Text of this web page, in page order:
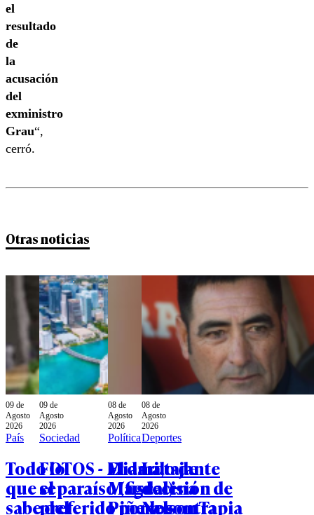
el
resultado
de
la
acusación
del
exministro
Grau“,
cerró.
Otras noticias
09 de
Agosto
2026
País
Todo lo
que se
sabe del
09 de
Agosto
2026
Sociedad
FOTOS - Miami,
el paraíso (fiscal)
preferido por los
08 de
Agosto
2026
Política
El dardo de
Magdalena
Piñera contra
08 de
Agosto
2026
Deportes
La tajante
decisión de
Nelson Tapia